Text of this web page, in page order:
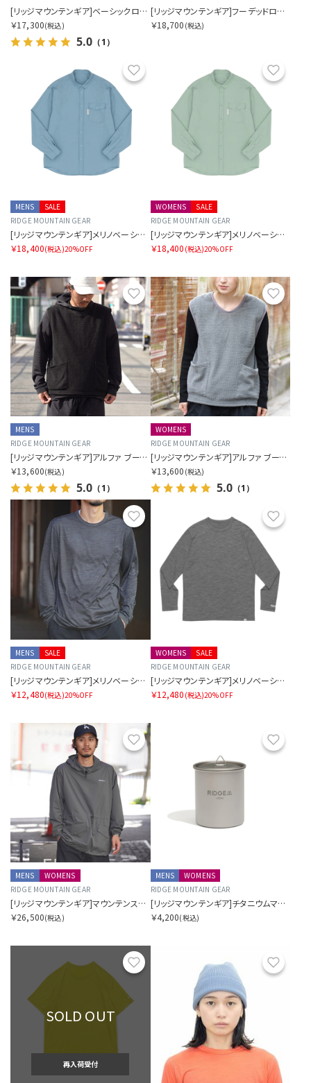
[リッジマウンテンギア]ベーシックロングスリーブシャツ（ウィメンズ）
￥17,300(税込)
5.0 （1）
[リッジマウンテンギア]フーデッドロングスリーブシャツ（メンズ）
￥18,700 (税込)
お気に入り
SALE
MENS
RIDGE MOUNTAIN GEAR
[リッジマウンテンギア]メリノベーシックロングスリーブシャツ（メンズ）
￥18,400(税込)20%OFF
SALE
WOMENS
RIDGE MOUNTAIN GEAR
[リッジマウンテンギア]メリノベーシックロングスリーブシャツ（ウィメンズ）
￥18,400 (税込)20%OFF
お気に入り
MENS
RIDGE MOUNTAIN GEAR
[リッジマウンテンギア]アルファ ブースター ベスト（メンズ）
￥13,600(税込)
5.0 （1）
お気
WOMENS
RIDGE MOUNTAIN GEAR
[リッジマウンテンギア]アルファ ブースター ベスト（ウィメンズ）
￥13,600 (税込)
5.0（1）
お気に入り
SALE
MENS
RIDGE MOUNTAIN GEAR
[リッジマウンテンギア]メリノベーシックロングスリーブティー "マイクロボーダー"（メンズ）
￥12,480(税込)20%OFF
SALE
WOMENS
RIDGE MOUNTAIN GEAR
[リッジマウンテンギア]メリノベーシックロングスリーブティー "マイクロボーダー"（ウィメンズ）
￥12,480 (税込)20%OFF
お気に入り
MENS
WOMENS
RIDGE MOUNTAIN GEAR
[リッジマウンテンギア]マウンテンスモック
￥26,500(税込)
MENS
WOMENS
RIDGE MOUNTAIN GEAR
[リッジマウンテンギア]チタニウムマグ 450ml
￥4,200(税込)
お気に入り
SOLD OUT
再入荷受付